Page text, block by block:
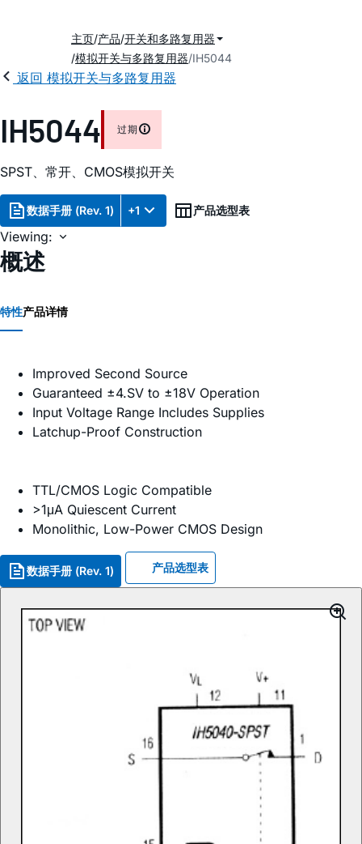
主页 产品 开关和多路复用器
模拟开关与多路复用器 IH5044
返回 模拟开关与多路复用器
IH5044 过期
SPST、常开、CMOS模拟开关
数据手册 (Rev. 1) +1 产品选型表
Viewing:
概述
特性产品详情
Improved Second Source
Guaranteed ±4.SV to ±18V Operation
Input Voltage Range Includes Supplies
Latchup-Proof Construction
TTL/CMOS Logic Compatible
>1μA Quiescent Current
Monolithic, Low-Power CMOS Design
数据手册 (Rev. 1) 产品选型表